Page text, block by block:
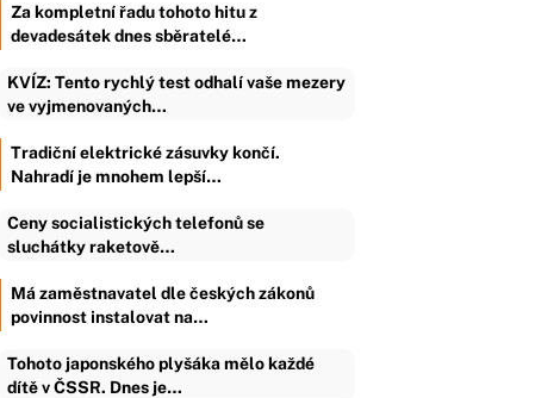
Za kompletní řadu tohoto hitu z
devadesátek dnes sběratelé…
KVÍZ: Tento rychlý test odhalí vaše mezery
ve vyjmenovaných…
Tradiční elektrické zásuvky končí.
Nahradí je mnohem lepší…
Ceny socialistických telefonů se
sluchátky raketově…
Má zaměstnavatel dle českých zákonů
povinnost instalovat na…
Tohoto japonského plyšáka mělo každé
dítě v ČSSR. Dnes je…